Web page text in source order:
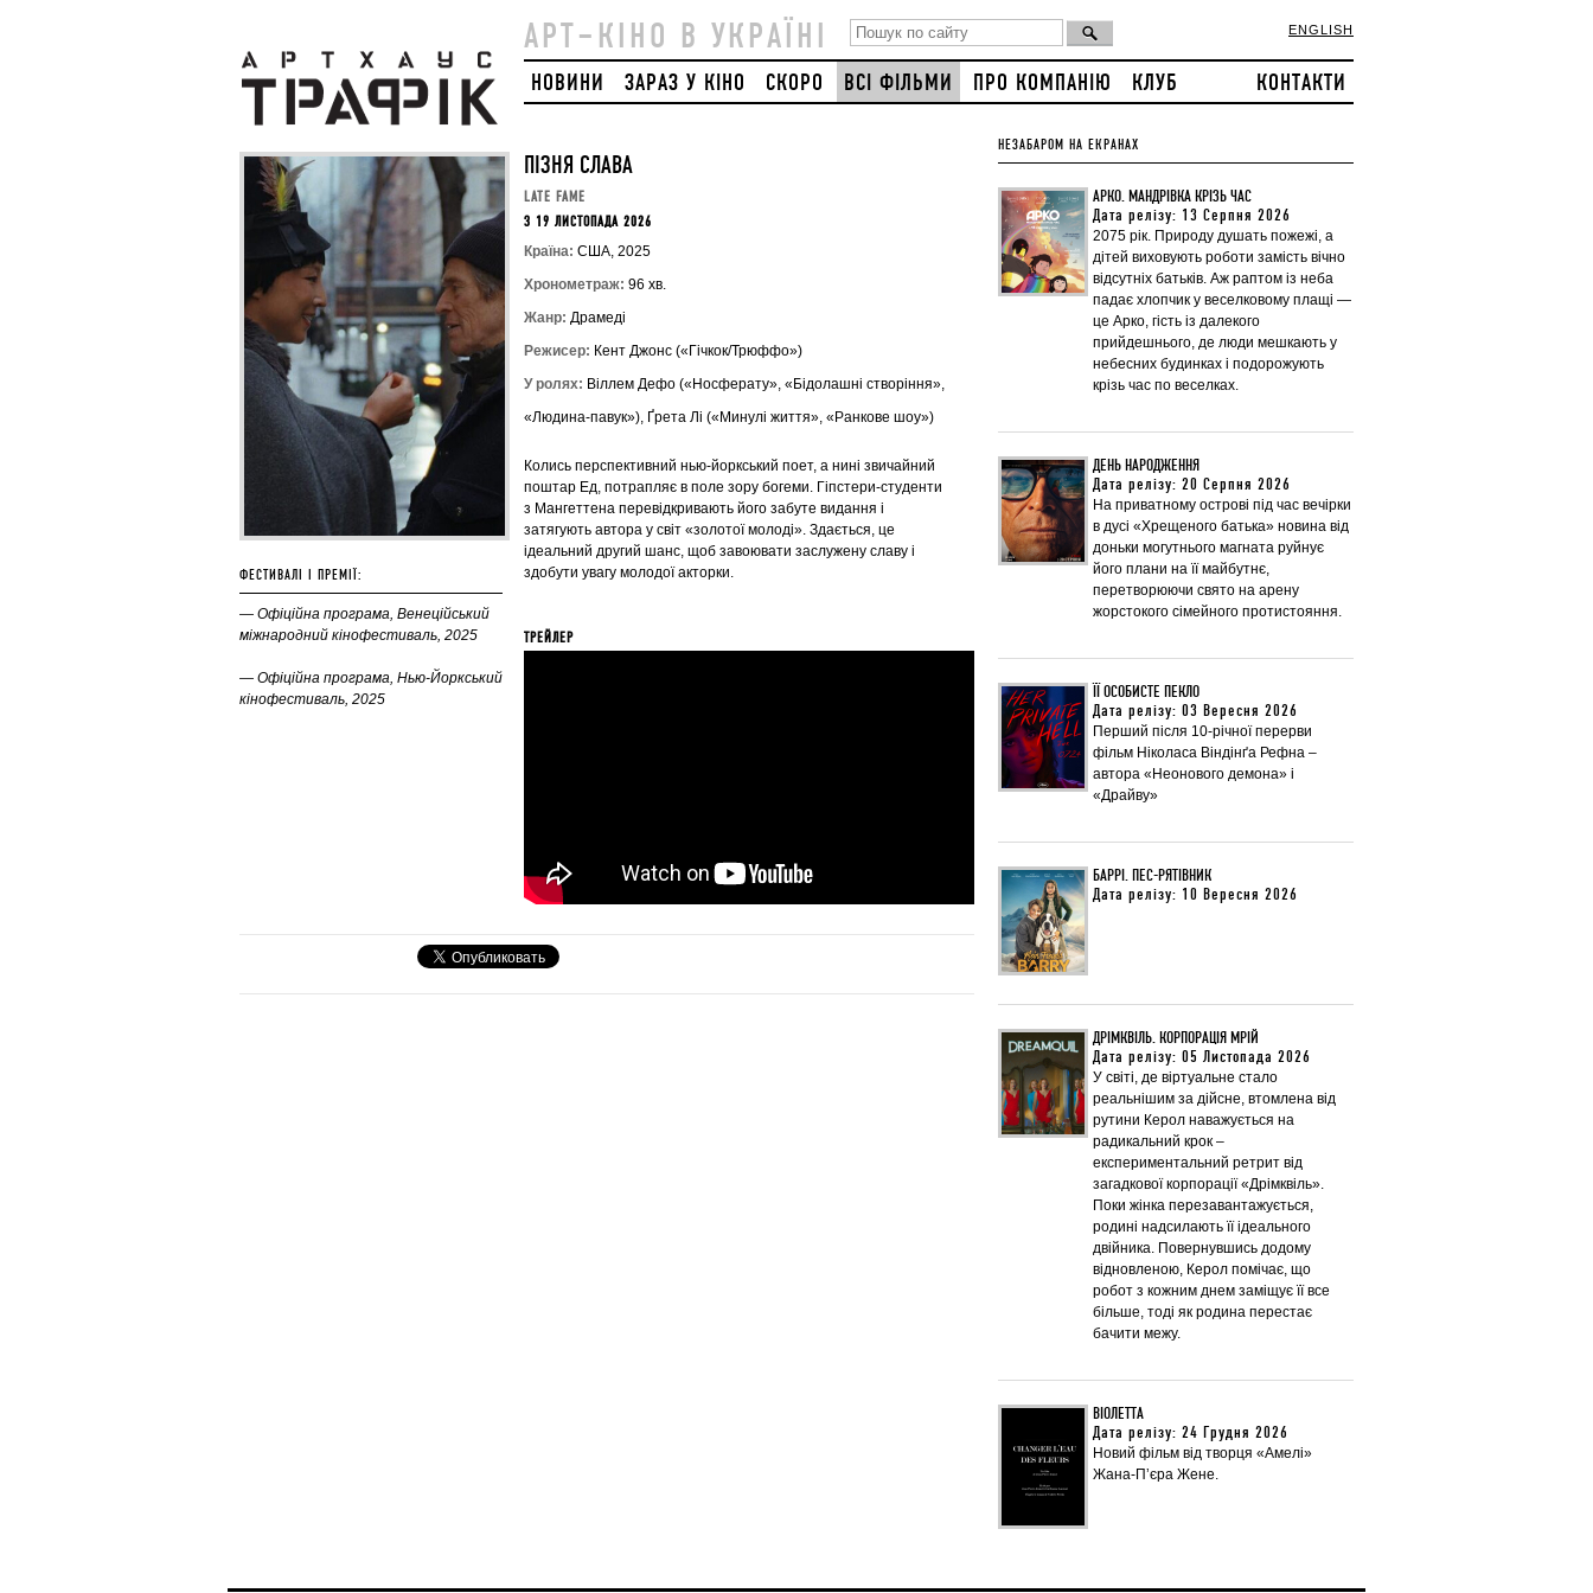
АРТ–КІНО В УКРАЇНІ ENGLISH
НОВИНИ ЗАРАЗ У КІНО СКОРО ВСІ ФІЛЬМИ ПРО КОМПАНІЮ КЛУБ КОНТАКТИ
ФЕСТИВАЛІ І ПРЕМІЇ:
— Офіційна програма, Венеційський
міжнародний кінофестиваль, 2025
— Офіційна програма, Нью-Йоркський
кінофестиваль, 2025
ПІЗНЯ СЛАВА
LATE FAME
З 19 ЛИСТОПАДА 2026
Країна: США, 2025
Хронометраж: 96 хв.
Жанр: Драмеді
Режисер: Кент Джонс («Гічкок/Трюффо»)
У ролях: Віллем Дефо («Носферату», «Бідолашні створіння»,
«Людина-павук»), Ґрета Лі («Минулі життя», «Ранкове шоу»)
Колись перспективний нью-йоркський поет, а нині звичайний
поштар Ед, потрапляє в поле зору богеми. Гіпстери-студенти
з Мангеттена перевідкривають його забуте видання і
затягують автора у світ «золотої молоді». Здається, це
ідеальний другий шанс, щоб завоювати заслужену славу і
здобути увагу молодої акторки.
ТРЕЙЛЕР
НЕЗАБАРОМ НА ЕКРАНАХ
АРКО. МАНДРІВКА КРІЗЬ ЧАС
Дата релізу: 13 Серпня 2026
2075 рік. Природу душать пожежі, а
дітей виховують роботи замість вічно
відсутніх батьків. Аж раптом із неба
падає хлопчик у веселковому плащі —
це Арко, гість із далекого
прийдешнього, де люди мешкають у
небесних будинках і подорожують
крізь час по веселках.
ДЕНЬ НАРОДЖЕННЯ
Дата релізу: 20 Серпня 2026
На приватному острові під час вечірки
в дусі «Хрещеного батька» новина від
доньки могутнього магната руйнує
його плани на її майбутнє,
перетворюючи свято на арену
жорстокого сімейного протистояння.
ЇЇ ОСОБИСТЕ ПЕКЛО
Дата релізу: 03 Вересня 2026
Перший після 10-річної перерви
фільм Ніколаса Віндінґа Рефна –
автора «Неонового демона» і
«Драйву»
БАРРІ. ПЕС-РЯТІВНИК
Дата релізу: 10 Вересня 2026
ДРІМКВІЛЬ. КОРПОРАЦІЯ МРІЙ
Дата релізу: 05 Листопада 2026
У світі, де віртуальне стало
реальнішим за дійсне, втомлена від
рутини Керол наважується на
радикальний крок –
експериментальний ретрит від
загадкової корпорації «Дрімквіль».
Поки жінка перезавантажується,
родині надсилають її ідеального
двійника. Повернувшись додому
відновленою, Керол помічає, що
робот з кожним днем заміщує її все
більше, тоді як родина перестає
бачити межу.
ВІОЛЕТТА
Дата релізу: 24 Грудня 2026
Новий фільм від творця «Амелі»
Жана-Пʼєра Жене.